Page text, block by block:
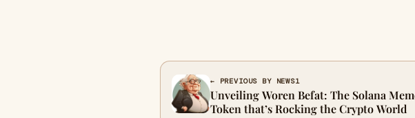
← PREVIOUS BY NEWS1
Unveiling Woren Befat: The Solana
Token that’s Rocking the Crypto World